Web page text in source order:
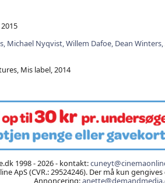
Michael Nyqvist,Willem Dafoe, Dean Winters,
Mis label, 2014
1998 - 2026 - kontakt:
ApS (CVR.: 29524246). Der må kun
Annoncering: